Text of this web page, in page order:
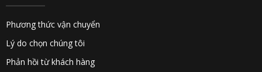
Phương thức vận chuyển
Lý do chọn chúng tôi
Phản hồi từ khách hàng